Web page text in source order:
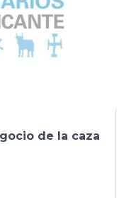
de la caza